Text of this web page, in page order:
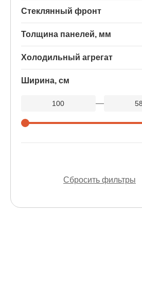
Стеклянный фронт
Толщина панелей, мм
Холодильный агрегат
Ширина, см
—
Сбросить фильтры